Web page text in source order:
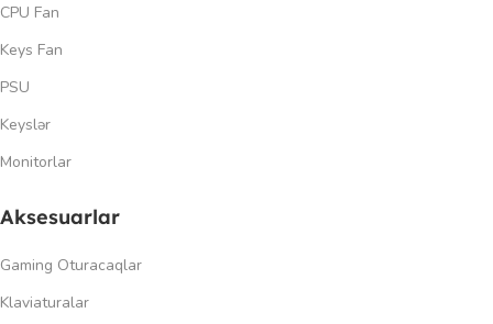
CPU Fan
Keys Fan
PSU
Keyslər
Monitorlar
Aksesuarlar
Gaming Oturacaqlar
Klaviaturalar